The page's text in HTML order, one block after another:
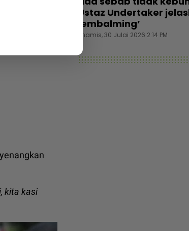
kita kasi
Ustaz Undertaker
‘embalming’
Khamis, 30 Julai 2026 2:14 PM